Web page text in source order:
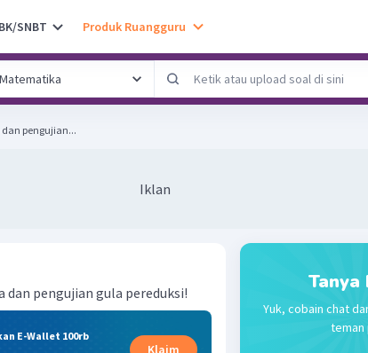
SNBT Produk Ruangguru
pengujian...
Iklan
pengujian gula pereduksi!
E-Wallet 100rb
Klaim
Tanya
Yuk, cobain chat
teman